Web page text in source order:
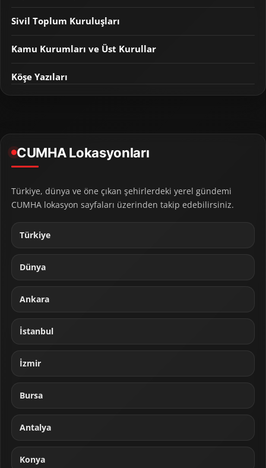
Sivil Toplum Kuruluşları
Kamu Kurumları ve Üst Kurullar
Köşe Yazıları
CUMHA Lokasyonları
Türkiye, dünya ve öne çıkan şehirlerdeki yerel gündemi
CUMHA lokasyon sayfaları üzerinden takip edebilirsiniz.
Türkiye
Dünya
Ankara
İstanbul
İzmir
Bursa
Antalya
Konya